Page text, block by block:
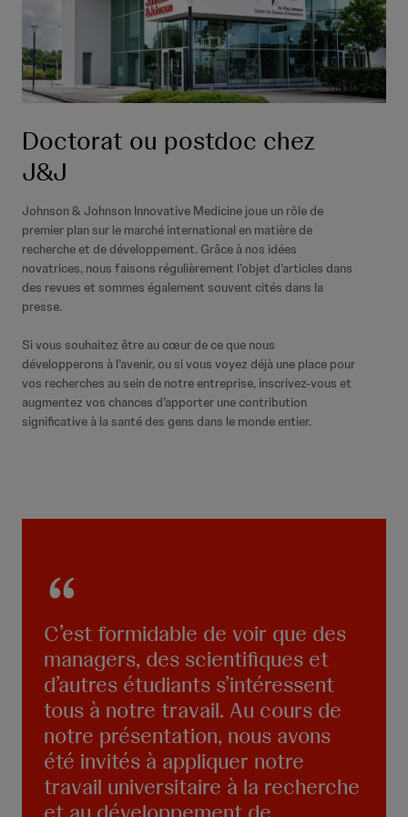
Doctorat ou postdoc chez
J&J
Johnson & Johnson Innovative Medicine joue un rôle de
premier plan sur le marché international en matière de
recherche et de développement. Grâce à nos idées
novatrices, nous faisons régulièrement l’objet d’articles dans
des revues et sommes également souvent cités dans la
presse.
Si vous souhaitez être au cœur de ce que nous
développerons à l’avenir, ou si vous voyez déjà une place pour
vos recherches au sein de notre entreprise, inscrivez-vous et
augmentez vos chances d’apporter une contribution
significative à la santé des gens dans le monde entier.
C’est formidable de voir que des
managers, des scientifiques et
d’autres étudiants s’intéressent
tous à notre travail. Au cours de
notre présentation, nous avons
été invités à appliquer notre
travail universitaire à la recherche